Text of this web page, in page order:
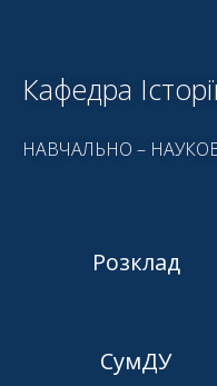
Кафедра
НАВЧАЛЬНО –
Розклад
СумДУ